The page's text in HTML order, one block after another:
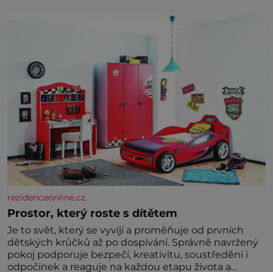
dávných lidí nesmírně dobře zachovalá, přičítají
odborníci zdejším klimatickým podmínkám. Sucho,
rezidenceonline.cz
Prostor, který roste s dítětem
Je to svět, který se vyvíjí a proměňuje od prvních
dětských krůčků až po dospívání. Správně navržený
pokoj podporuje bezpečí, kreativitu, soustředění i
odpočinek a reaguje na každou etapu života a